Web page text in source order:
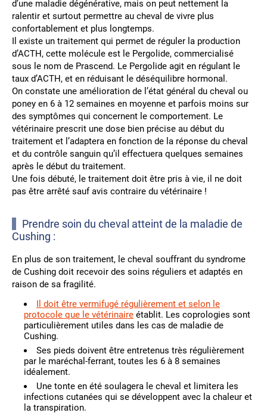
d’une maladie dégénérative, mais on peut nettement la
ralentir et surtout permettre au cheval de vivre plus
confortablement et plus longtemps.
Il existe un traitement qui permet de réguler la production
d’ACTH, cette molécule est le Pergolide, commercialisé
sous le nom de Prascend. Le Pergolide agit en régulant le
taux d’ACTH, et en réduisant le déséquilibre hormonal.
On constate une amélioration de l’état général du cheval ou
poney en 6 à 12 semaines en moyenne et parfois moins sur
des symptômes qui concernent le comportement. Le
vétérinaire prescrit une dose bien précise au début du
traitement et l’adaptera en fonction de la réponse du cheval
et du contrôle sanguin qu’il effectuera quelques semaines
après le début du traitement.
Une fois débuté, le traitement doit être pris à vie, il ne doit
pas être arrêté sauf avis contraire du vétérinaire !
Prendre soin du cheval atteint de la maladie de
Cushing :
En plus de son traitement, le cheval souffrant du syndrome
de Cushing doit recevoir des soins réguliers et adaptés en
raison de sa fragilité.
Il doit être vermifugé régulièrement et selon le
protocole que le vétérinaire établit. Les coprologies sont
particulièrement utiles dans les cas de maladie de
Cushing.
Ses pieds doivent être entretenus très régulièrement
par le maréchal-ferrant, toutes les 6 à 8 semaines
idéalement.
Une tonte en été soulagera le cheval et limitera les
infections cutanées qui se développent avec la chaleur et
la transpiration.